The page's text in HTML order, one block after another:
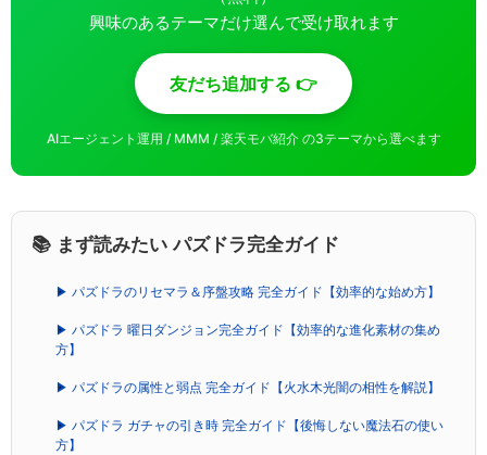
興味のあるテーマだけ選んで受け取れます
友だち追加する 👉
AIエージェント運用 / MMM / 楽天モバ紹介 の3テーマから選べます
📚 まず読みたい パズドラ完全ガイド
▶ パズドラのリセマラ＆序盤攻略 完全ガイド【効率的な始め方】
▶ パズドラ 曜日ダンジョン完全ガイド【効率的な進化素材の集め
方】
▶ パズドラの属性と弱点 完全ガイド【火水木光闇の相性を解説】
▶ パズドラ ガチャの引き時 完全ガイド【後悔しない魔法石の使い
方】